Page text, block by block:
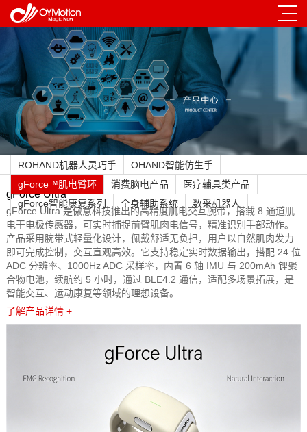
ROHAND机器人灵巧手
OHAND智能仿生手
gForce™肌电臂环
消费脑电产品
医疗辅具类产品
gForce智能康复系列
全身辅助系统 数采机器人
gForce Ultra
gForce Ultra 是傲意科技推出的高精度肌电交互腕带，搭载 8 通道肌
电干电极传感器，可实时捕捉前臂肌肉电信号，精准识别手部动作。
产品采用腕带式轻量化设计，佩戴舒适无负担，用户以自然肌肉发力
即可完成控制，交互直观高效。它支持稳定实时数据输出，搭配 24 位
ADC 分辨率、1000Hz ADC 采样率，内置 6 轴 IMU 与 200mAh 锂聚
合物电池，续航约 5 小时，通过 BLE4.2 通信，适配多场景拓展，是
智能交互、运动康复等领域的理想设备。
了解产品详情 +